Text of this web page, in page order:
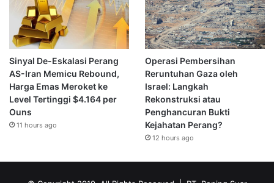
Sinyal De-Eskalasi Perang
AS-Iran Memicu Rebound,
Harga Emas Meroket ke
Level Tertinggi $4.164 per
Ouns
11 hours ago
Operasi Pembersihan
Reruntuhan Gaza oleh
Israel: Langkah
Rekonstruksi atau
Penghancuran Bukti
Kejahatan Perang?
12 hours ago